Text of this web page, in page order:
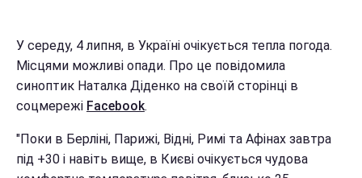
У середу, 4 липня, в Україні очікується тепла погода.
Місцями можливі опади. Про це повідомила
синоптик Наталка Діденко на своїй сторінці в
соцмережі Facebook.
"Поки в Берліні, Парижі, Відні, Римі та Афінах завтра
під +30 і навіть вище, в Києві очікується чудова